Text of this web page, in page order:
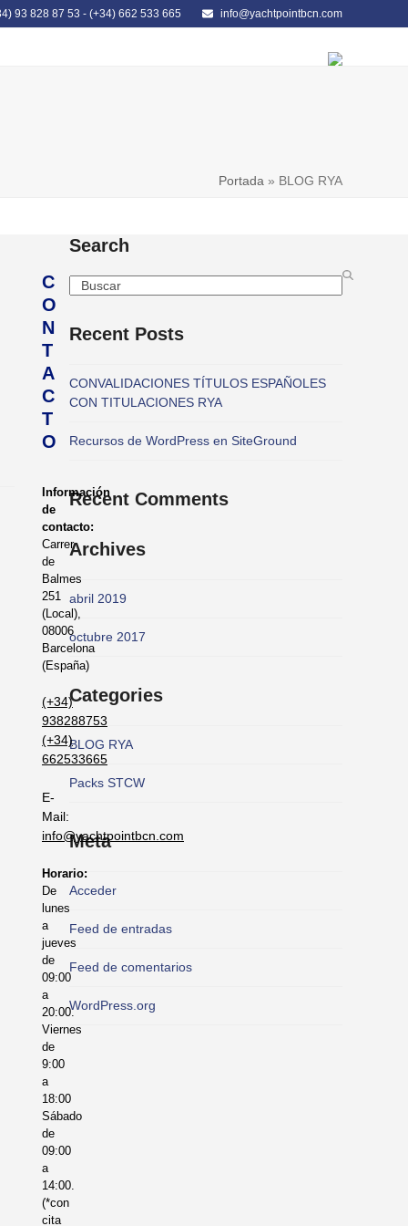
93 828 87 53 - (+34) 662 533 665 info@yachtpointbcn.com
Portada » BLOG RYA
Search
Search
Recent Posts
CONVALIDACIONES TÍTULOS ESPAÑOLES
CON TITULACIONES RYA
Recursos de WordPress en SiteGround
Recent Comments
Archives
abril 2019
octubre 2017
Categories
BLOG RYA
Packs STCW
Meta
Acceder
Feed de entradas
Feed de comentarios
WordPress.org
C
O
N
T
A
C
T
O
Información
de
contacto:
Carrer
de
Balmes
251
(Local),
08006
Barcelona
(España)
(+34)
938288753
(+34)
662533665
E-
Mail:
info@yachtpointbcn.com
Horario:
De
lunes
a
jueves
de
09:00
a
20:00.
Viernes
de
9:00
a
18:00
Sábado
de
09:00
a
14:00.
(*con
cita